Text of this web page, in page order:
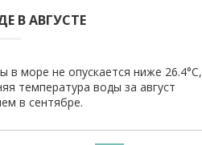
В АВГУСТЕ
в море не опускается ниже 26.4°C,
температура воды за август
в сентябре.